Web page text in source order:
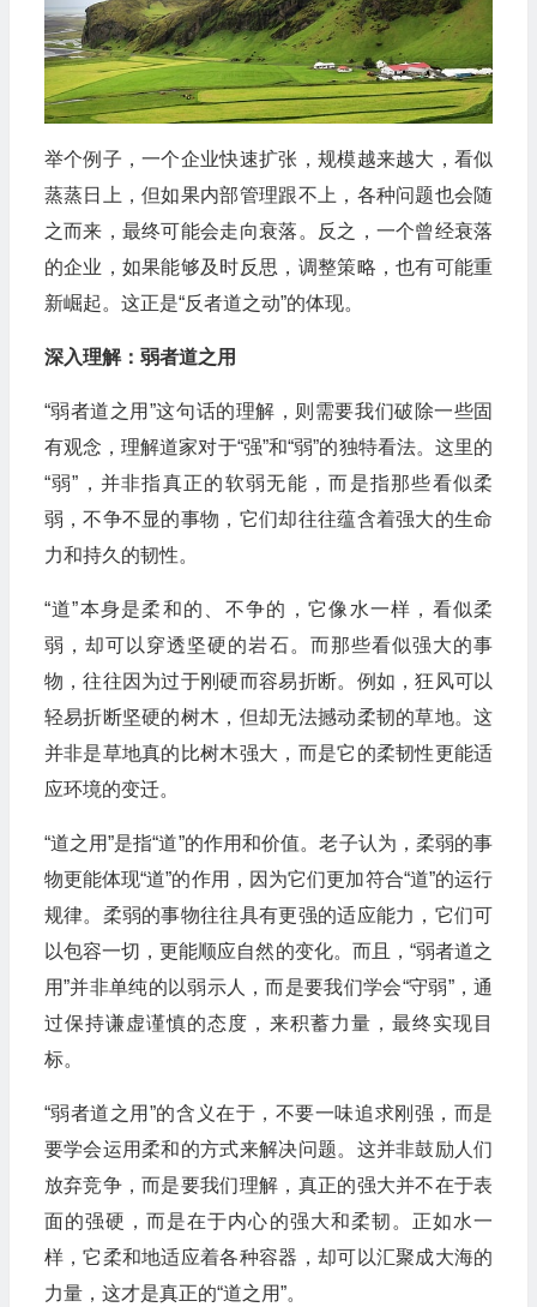
举个例子，一个企业快速扩张，规模越来越大，看似
蒸蒸日上，但如果内部管理跟不上，各种问题也会随
之而来，最终可能会走向衰落。反之，一个曾经衰落
的企业，如果能够及时反思，调整策略，也有可能重
新崛起。这正是“反者道之动”的体现。
深入理解：弱者道之用
“弱者道之用”这句话的理解，则需要我们破除一些固
有观念，理解道家对于“强”和“弱”的独特看法。这里的
“弱”，并非指真正的软弱无能，而是指那些看似柔
弱，不争不显的事物，它们却往往蕴含着强大的生命
力和持久的韧性。
“道”本身是柔和的、不争的，它像水一样，看似柔
弱，却可以穿透坚硬的岩石。而那些看似强大的事
物，往往因为过于刚硬而容易折断。例如，狂风可以
轻易折断坚硬的树木，但却无法撼动柔韧的草地。这
并非是草地真的比树木强大，而是它的柔韧性更能适
应环境的变迁。
“道之用”是指“道”的作用和价值。老子认为，柔弱的事
物更能体现“道”的作用，因为它们更加符合“道”的运行
规律。柔弱的事物往往具有更强的适应能力，它们可
以包容一切，更能顺应自然的变化。而且，“弱者道之
用”并非单纯的以弱示人，而是要我们学会“守弱”，通
过保持谦虚谨慎的态度，来积蓄力量，最终实现目
标。
“弱者道之用”的含义在于，不要一味追求刚强，而是
要学会运用柔和的方式来解决问题。这并非鼓励人们
放弃竞争，而是要我们理解，真正的强大并不在于表
面的强硬，而是在于内心的强大和柔韧。正如水一
样，它柔和地适应着各种容器，却可以汇聚成大海的
力量，这才是真正的“道之用”。